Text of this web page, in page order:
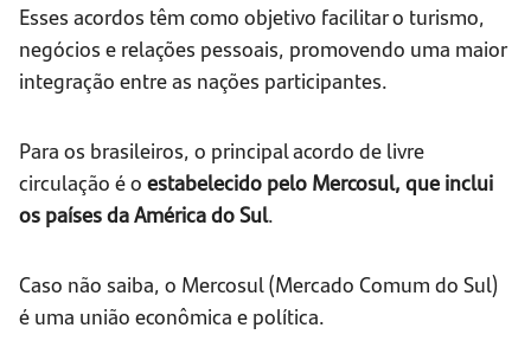
Esses acordos têm como objetivo facilitar o turismo,
negócios e relações pessoais, promovendo uma maior
integração entre as nações participantes.
Para os brasileiros, o principal acordo de livre
circulação é o estabelecido pelo Mercosul, que inclui
os países da América do Sul.
Caso não saiba, o Mercosul (Mercado Comum do Sul)
é uma união econômica e política.